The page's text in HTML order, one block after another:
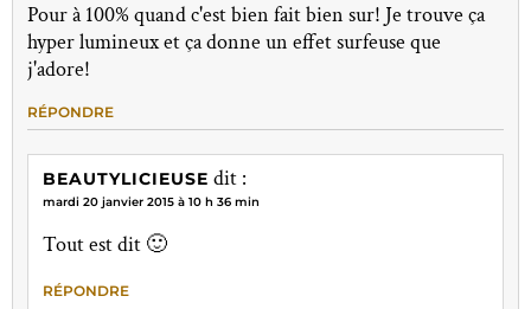
Pour à 100% quand c'est bien fait bien sur! Je trouve ça
hyper lumineux et ça donne un effet surfeuse que
j'adore!
RÉPONDRE
BEAUTYLICIEUSE dit :
mardi 20 janvier 2015 à 10 h 36 min
Tout est dit 🙂
RÉPONDRE